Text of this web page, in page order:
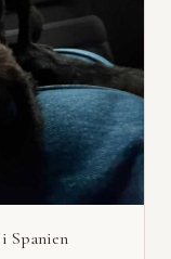
Spanien